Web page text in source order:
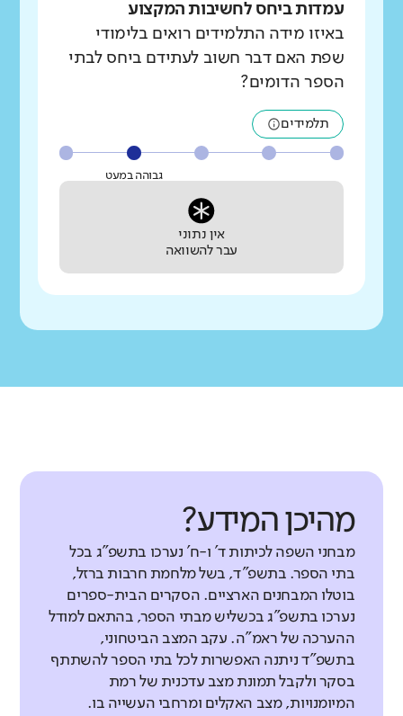
עמדות ביחס לחשיבות המקצוע
באיזו מידה התלמידים רואים בלימודי
שפת האם דבר חשוב לעתידם ביחס לבתי
הספר הדומים?
תלמידים
גבוהה במעט
אין נתוני
עבר להשוואה
מהיכן המידע?
מבחני השפה לכיתות ד' ו-ח' נערכו בתשפ"ג בכל
בתי הספר. בתשפ"ד, בשל מלחמת חרבות ברזל,
בוטלו המבחנים הארציים. הסקרים הבית-ספרים
נערכו בתשפ"ג בכשליש מבתי הספר, בהתאם למודל
ההערכה של ראמ"ה. עקב המצב הביטחוני,
בתשפ"ד ניתנה האפשרות לכל בתי הספר להשתתף
בסקר ולקבל תמונת מצב עדכנית של רמת
המיומנויות, מצב האקלים ומרחבי העשייה בו.